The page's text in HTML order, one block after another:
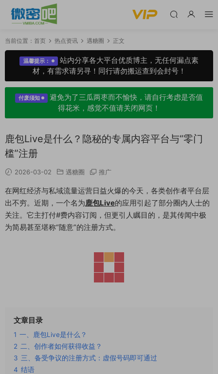
当前位置： 首页 热点资讯 遇糖圈 正文
温馨提示：
站内分享各大平台优质博主，无任何漏点素
材，有需求请另寻！同行请勿搬运查到会封号！
付废须知
避免为了三瓜两枣而不愉快，请自行考虑是否值
得花米，感觉不值请关闭网页！
鹿包Live是什么？隐秘的专属内容平台与“零门
槛”注册
2026-03-02 遇糖圈 推广
在网红经济与私域流量运营日益火爆的今天，各类创作者平台层
出不穷。近期，一个名为鹿包Live的应用引起了部分圈内人士的
关注。它主打付#费内容订阅，但更引人瞩目的，是其传闻中极
为简易甚至堪称“随意”的注册方式。
文章目录
1 一、鹿包Live是什么？
2 二、创作者如何获得收益？
3 三、备受争议的注册方式：虚假号码即可通过
4 结语